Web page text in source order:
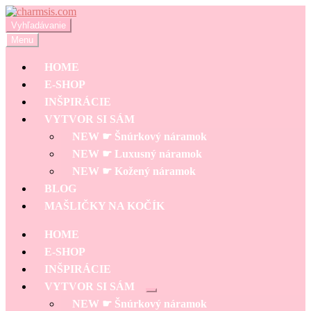
Preskočiť
na
navigáciu
Preskočiť
na
obsah
Hľadať:
Vyhľadávanie
Menu
HOME
E-SHOP
INŠPIRÁCIE
VYTVOR SI SÁM
NEW ☛ Šnúrkový náramok
NEW ☛ Luxusný náramok
NEW ☛ Kožený náramok
BLOG
MAŠLIČKY NA KOČÍK
HOME
E-SHOP
INŠPIRÁCIE
VYTVOR SI SÁM
Rozbaliť
podradené
NEW ☛ Šnúrkový náramok